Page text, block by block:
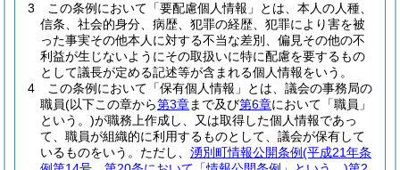
3
この条例において「要配慮個人情報」とは、本人の人種、
信条、社会的身分、病歴、犯罪の経歴、犯罪により害を被
った事実その他本人に対する不当な差別、偏見その他の不
利益が生じないようにその取扱いに特に配慮を要するもの
として議長が定める記述等が含まれる個人情報をいう。
4
この条例において「保有個人情報」とは、議会の事務局の
職員(以下この章から第3章まで及び第6章において「職員」
という。)が職務上作成し、又は取得した個人情報であっ
て、職員が組織的に利用するものとして、議会が保有して
いるものをいう。 ただし、 湧別町情報公開条例(平成21年条